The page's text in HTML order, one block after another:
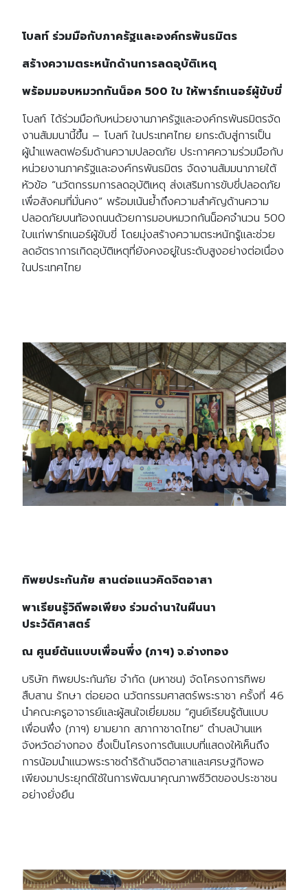
โบลท์ ร่วมมือกับภาครัฐและองค์กรพันธมิตร
สร้างความตระหนักด้านการลดอุบัติเหตุ
พร้อมมอบหมวกกันน็อค 500 ใบ ให้พาร์ทเนอร์ผู้ขับขี่
โบลท์ ได้ร่วมมือกับหน่วยงานภาครัฐและองค์กรพันธมิตรจัด
งานสัมมนานี้ขึ้น – โบลท์ ในประเทศไทย ยกระดับสู่การเป็น
ผู้นำแพลตฟอร์มด้านความปลอดภัย ประกาศความร่วมมือกับ
หน่วยงานภาครัฐและองค์กรพันธมิตร จัดงานสัมมนาภายใต้
หัวข้อ “นวัตกรรมการลดอุบัติเหตุ ส่งเสริมการขับขี่ปลอดภัย
เพื่อสังคมที่มั่นคง” พร้อมเน้นย้ำถึงความสำคัญด้านความ
ปลอดภัยบนท้องถนนด้วยการมอบหมวกกันน็อคจำนวน 500
ใบแก่พาร์ทเนอร์ผู้ขับขี่ โดยมุ่งสร้างความตระหนักรู้และช่วย
ลดอัตราการเกิดอุบัติเหตุที่ยังคงอยู่ในระดับสูงอย่างต่อเนื่อง
ในประเทศไทย
ทิพยประกันภัย สานต่อแนวคิดจิตอาสา
พาเรียนรู้วิถีพอเพียง ร่วมดำนาในผืนนา
ประวัติศาสตร์
ณ ศูนย์ต้นแบบเพื่อนพึ่ง (ภาฯ) จ.อ่างทอง
บริษัท ทิพยประกันภัย จำกัด (มหาชน) จัดโครงการทิพย
สืบสาน รักษา ต่อยอด นวัตกรรมศาสตร์พระราชา ครั้งที่ 46
นำคณะครูอาจารย์และผู้สนใจเยี่ยมชม “ศูนย์เรียนรู้ต้นแบบ
เพื่อนพึ่ง (ภาฯ) ยามยาก สภากาชาดไทย” ตำบลบ้านแห
จังหวัดอ่างทอง ซึ่งเป็นโครงการต้นแบบที่แสดงให้เห็นถึง
การน้อมนำแนวพระราชดำริด้านจิตอาสาและเศรษฐกิจพอ
เพียงมาประยุกต์ใช้ในการพัฒนาคุณภาพชีวิตของประชาชน
อย่างยั่งยืน